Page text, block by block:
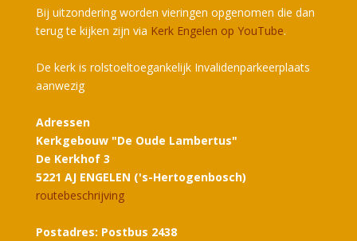
Bij uitzondering worden vieringen opgenomen die dan
terug te kijken zijn via Kerk Engelen op YouTube.
De kerk is rolstoeltoegankelijk Invalidenparkeerplaats
aanwezig
Adressen
Kerkgebouw "De Oude Lambertus"
De Kerkhof 3
5221 AJ ENGELEN ('s-Hertogenbosch)
routebeschrijving
Postadres: Postbus 2438